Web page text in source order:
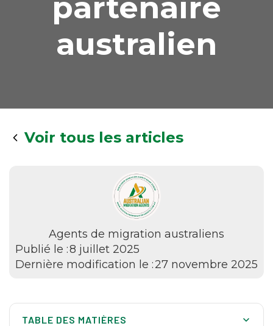
partenaire
australien
Voir tous les articles
Agents de migration australiens
Publié le :8 juillet 2025
Dernière modification le :27 novembre 2025
TABLE DES MATIÈRES